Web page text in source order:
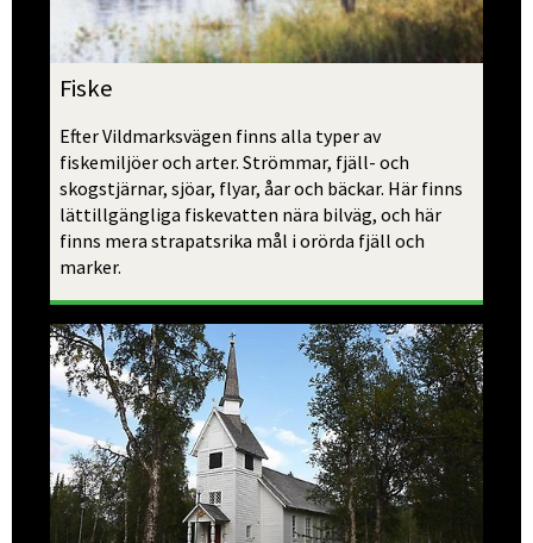
Fiske
Efter Vildmarksvägen finns alla typer av
fiskemiljöer och arter. Strömmar, fjäll- och
skogstjärnar, sjöar, flyar, åar och bäckar. Här finns
lättillgängliga fiskevatten nära bilväg, och här
finns mera strapatsrika mål i orörda fjäll och
marker.